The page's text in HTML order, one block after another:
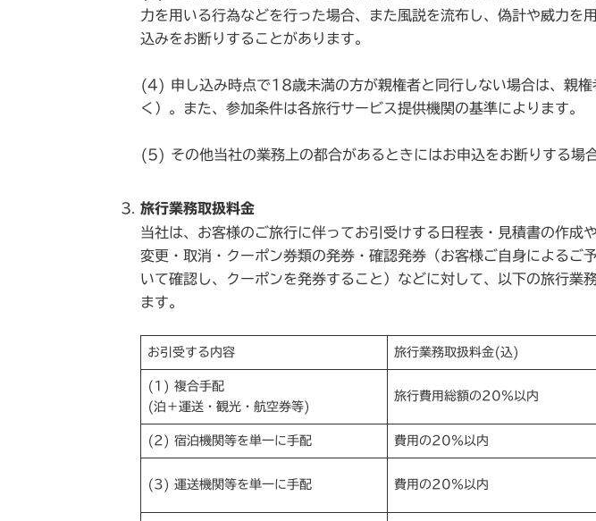
力を用いる行為などを行った場合、また風説を流布し、偽計や威力
込みをお断りすることがあります。
(4) 申し込み時点で18歳未満の方が親権者と同行しない場合は、親
く）。また、参加条件は各旅行サービス提供機関の基準によります。
(5) その他当社の業務上の都合があるときにはお申込をお断りする場
旅行業務取扱料金
当社は、お客様のご旅行に伴ってお引受けする日程表・見積書の作成
変更・取消・クーポン券類の発券・確認発券（お客様ご自身によるご
いて確認し、クーポンを発券すること）などに対して、以下の旅行業
ます。
お引受する内容 旅行業務取扱料金(込)
(1) 複合手配
(泊＋運送・観光・航空券等)
旅行費用総額の20％以内
(2) 宿泊機関等を単一に手配 費用の20％以内
(3) 運送機関等を単一に手配 費用の20％以内